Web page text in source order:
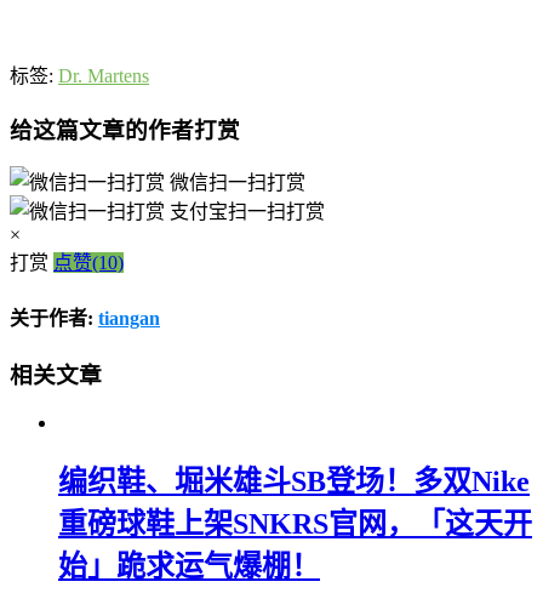
标签: Dr. Martens
给这篇文章的作者打赏
微信扫一扫打赏
支付宝扫一扫打赏
×
打赏 点赞(10)
关于作者: tiangan
相关文章
编织鞋、堀米雄斗SB登场！多双Nike
重磅球鞋上架SNKRS官网，「这天开
始」跪求运气爆棚！